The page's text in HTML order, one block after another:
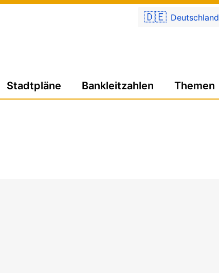
🇩🇪 Deutschland
Stadtpläne Bankleitzahlen Themen